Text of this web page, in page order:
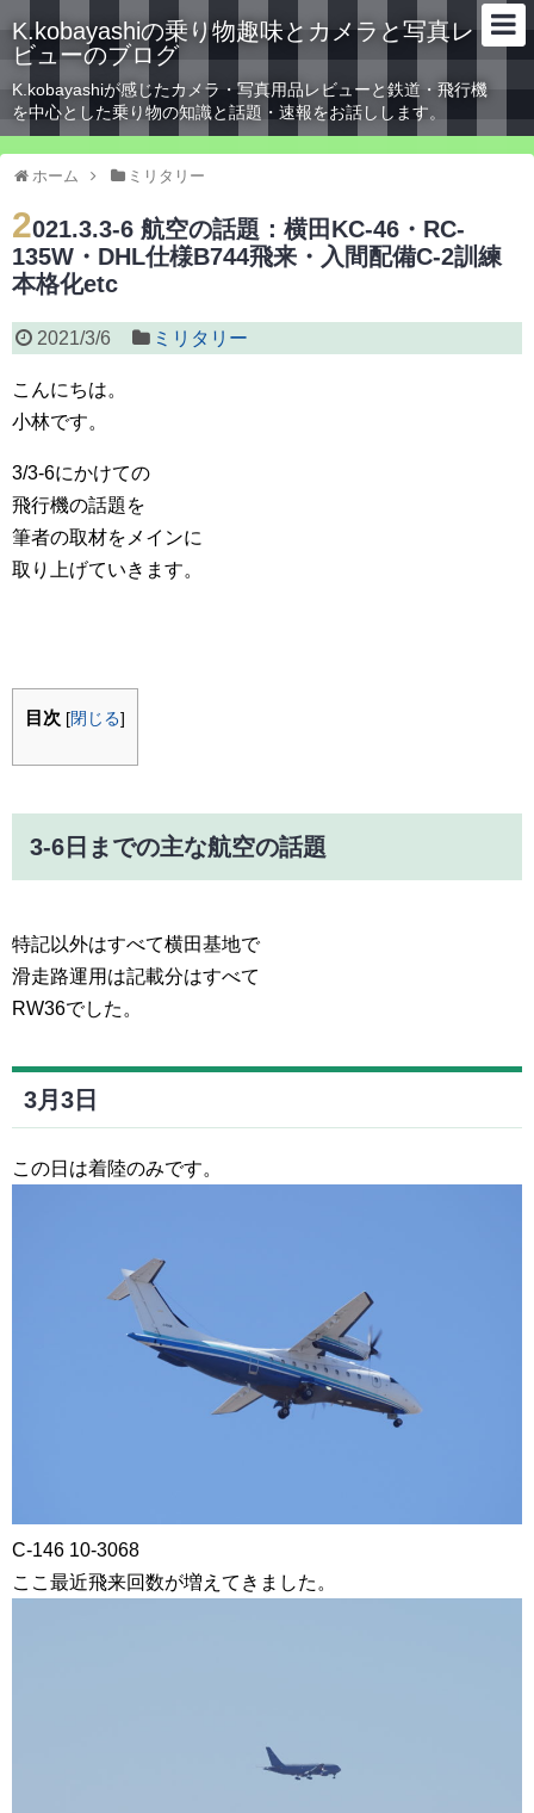
K.kobayashiの乗り物趣味とカメラと写真レ
ビューのブログ
K.kobayashiが感じたカメラ・写真用品レビューと鉄道・飛行機
を中心とした乗り物の知識と話題・速報をお話しします。
ホーム ミリタリー
2021.3.3-6 航空の話題：横田KC-46・RC-
135W・DHL仕様B744飛来・入間配備C-2訓練
本格化etc
2021/3/6 ミリタリー
こんにちは。
小林です。
3/3-6にかけての
飛行機の話題を
筆者の取材をメインに
取り上げていきます。
目次 [閉じる]
3-6日までの主な航空の話題
特記以外はすべて横田基地で
滑走路運用は記載分はすべて
RW36でした。
3月3日
この日は着陸のみです。
C-146 10-3068
ここ最近飛来回数が増えてきました。